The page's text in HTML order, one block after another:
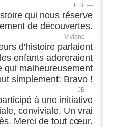
E.B.
qui nous réserve
de découvertes.
Viviane
d'histoire parlaient
enfants adoreraient
qui malheureusement
simplement: Bravo !
JB
à une initiative
conviviale. Un vrai
Merci de tout cœur.